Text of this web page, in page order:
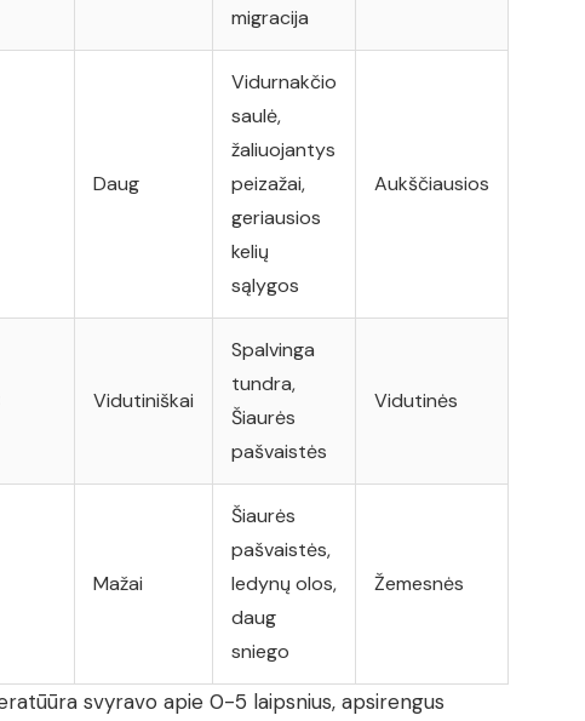
migracija
Daug
Vidurnakčio
saulė,
žaliuojantys
peizažai,
geriausios
kelių
sąlygos
Aukščiausios
Vidutiniškai
Spalvinga
tundra,
Šiaurės
pašvaistės
Vidutinės
Mažai
Šiaurės
pašvaistės,
ledynų olos,
daug
sniego
Žemesnės
svyravo apie 0-5 laipsnius, apsirengus